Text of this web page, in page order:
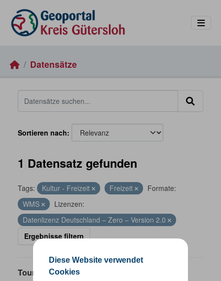
Diese Website verwendet
Cookies
Datensätze
Sortieren nach
1 Datensatz gefunden
Tags: Kultur - Freizeit Freizeit
Formate:
WMS
Lizenzen:
Datenlizenz Deutschland – Zero – Version 2.0
Ergebnisse filtern
Touristik- und Freizeitinformationen NRW